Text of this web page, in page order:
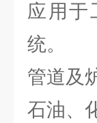
应用于
统。
管道及
石油、